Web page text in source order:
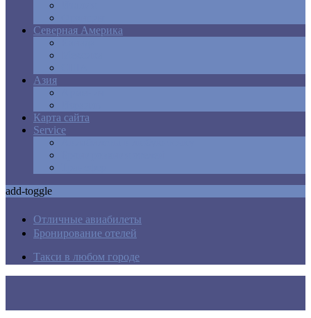
Северная Америка
Азия
Карта сайта
Service
add-toggle
Отличные авиабилеты
Бронирование отелей
Такси в любом городе